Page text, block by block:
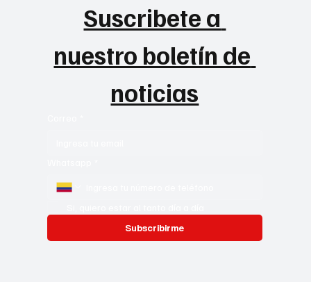
Suscribete a
nuestro boletín de
noticias
Subscribirme